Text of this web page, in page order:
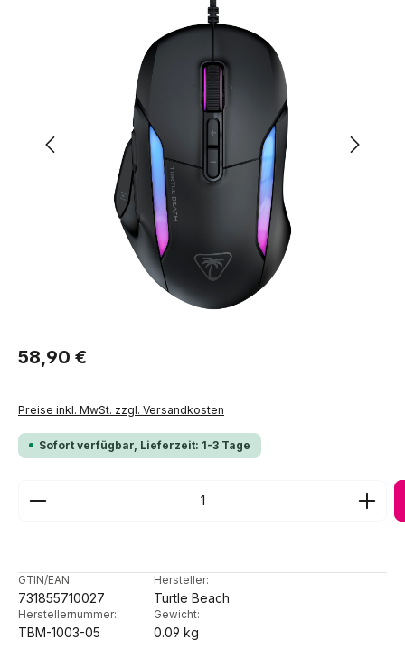
Regulärer Preis:
58,90 €
Preise inkl. MwSt. zzgl. Versandkosten
Sofort verfügbar, Lieferzeit: 1-3 Tage
Produkt Anzahl: Gib den gewünschten Wert ein
GTIN/EAN:
731855710027
Hersteller:
Turtle Beach
Herstellernummer:
TBM-1003-05
Gewicht:
0.09 kg